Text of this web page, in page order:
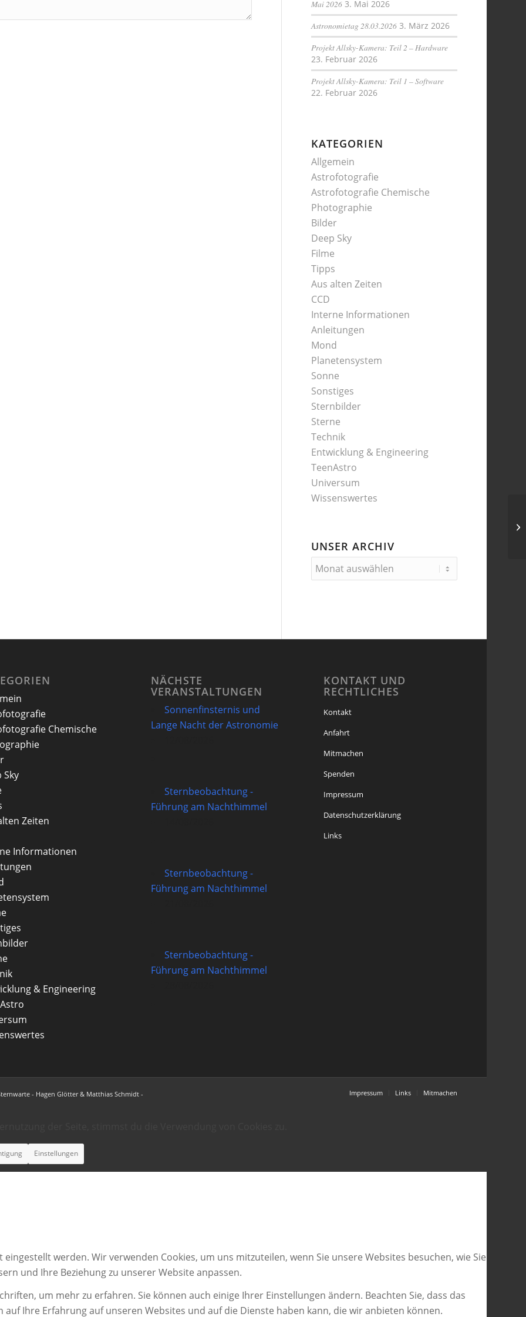
Mai 2026 3. Mai 2026
Astronomietag 28.03.2026 3. März 2026
Projekt Allsky-Kamera: Teil 2 – Hardware
23. Februar 2026
Projekt Allsky-Kamera: Teil 1 – Software
22. Februar 2026
KATEGORIEN
Allgemein
Astrofotografie
Astrofotografie Chemische
Photographie
Bilder
Deep Sky
Filme
Tipps
Aus alten Zeiten
CCD
Interne Informationen
Anleitungen
Mond
Planetensystem
Sonne
Sonstiges
Sternbilder
Sterne
Technik
Entwicklung & Engineering
TeenAstro
Universum
Wissenswertes
UNSER ARCHIV
Chemische
Sky
Zeiten
Informationen
& Engineering
NÄCHSTE
VERANSTALTUNGEN
Sonnenfinsternis und
Lange Nacht der Astronomie
Sternbeobachtung -
Führung am Nachthimmel
Sternbeobachtung -
Führung am Nachthimmel
Sternbeobachtung -
Führung am Nachthimmel
KONTAKT UND
RECHTLICHES
Kontakt
Anfahrt
Mitmachen
Spenden
Impressum
Datenschutzerklärung
Links
- Hagen Glötter & Matthias Schmidt - Impressum Links Mitmachen
Einstellungen
werden. Wir verwenden Cookies, um uns mitzuteilen, wenn Sie unsere Websites besuchen, wie Sie
und Ihre Beziehung zu unserer Website anpassen.
um mehr zu erfahren. Sie können auch einige Ihrer Einstellungen ändern. Beachten Sie, dass das
Ihre Erfahrung auf unseren Websites und auf die Dienste haben kann, die wir anbieten können.